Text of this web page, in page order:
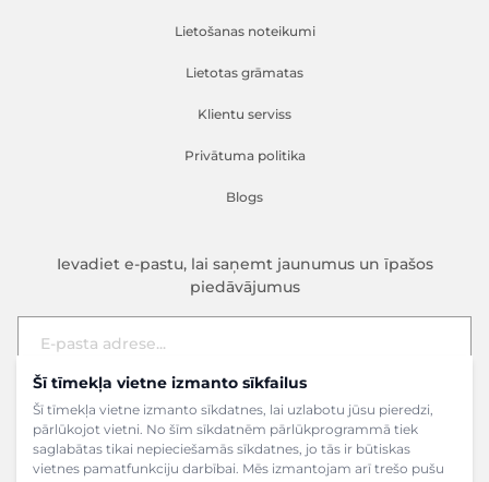
Šī tīmekļa vietne izmanto sīkfailus
Šī tīmekļa vietne izmanto sīkdatnes, lai uzlabotu jūsu pieredzi,
pārlūkojot vietni. No šīm sīkdatnēm pārlūkprogrammā tiek
saglabātas tikai nepieciešamās sīkdatnes, jo tās ir būtiskas
vietnes pamatfunkciju darbībai. Mēs izmantojam arī trešo pušu
Lietošanas noteikumi
Lietotas grāmatas
Klientu serviss
Privātuma politika
Blogs
Ievadiet e-pastu, lai saņemt jaunumus un īpašos
piedāvājumus
E-pasta adrese
Pieteikties